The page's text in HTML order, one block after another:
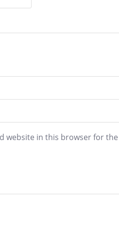
website in this browser for